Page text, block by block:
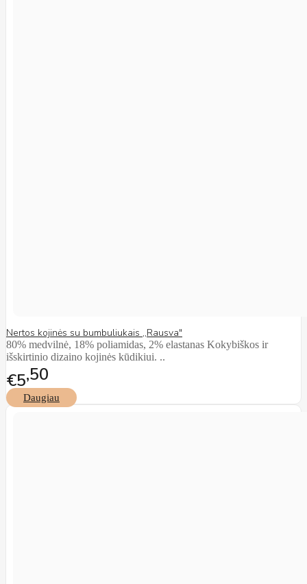
Nertos kojinės su bumbuliukais ,,Rausva"
80% medvilnė, 18% poliamidas, 2% elastanas Kokybiškos ir
išskirtinio dizaino kojinės kūdikiui. ..
€5 50
Daugiau